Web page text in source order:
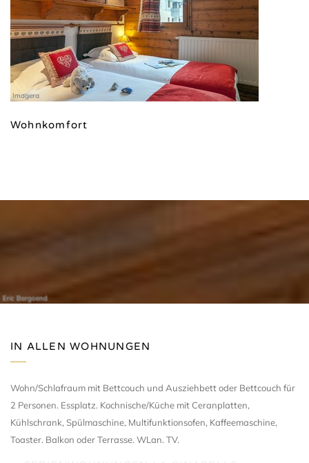
Imagera
Wohnkomfort
Eric Bergoend
IN ALLEN WOHNUNGEN
Wohn/Schlafraum mit Bettcouch und Ausziehbett oder Bettcouch für
2 Personen. Essplatz. Kochnische/Küche mit Ceranplatten,
Kühlschrank, Spülmaschine, Multifunktionsofen, Kaffeemaschine,
Toaster. Balkon oder Terrasse. WLan. TV.